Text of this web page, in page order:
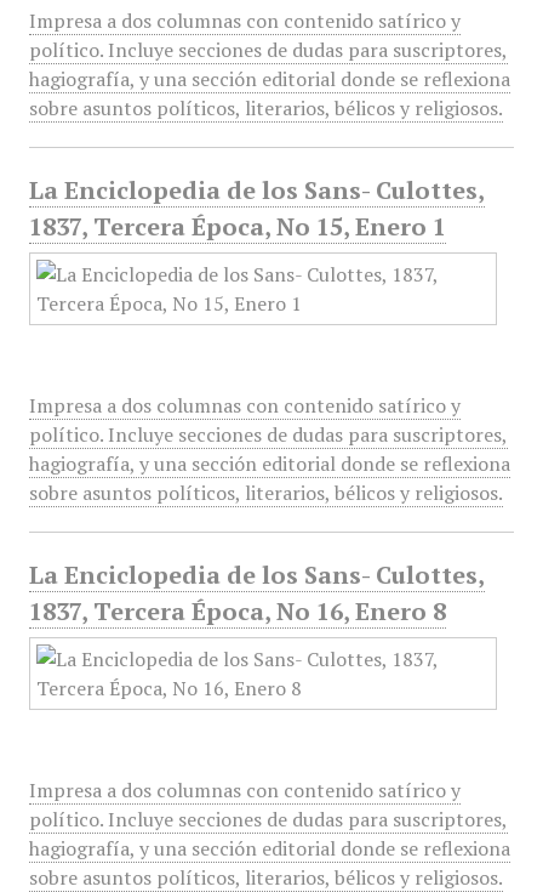
Impresa a dos columnas con contenido satírico y
político. Incluye secciones de dudas para suscriptores,
hagiografía, y una sección editorial donde se reflexiona
sobre asuntos políticos, literarios, bélicos y religiosos.
La Enciclopedia de los Sans- Culottes,
1837, Tercera Época, No 15, Enero 1
Impresa a dos columnas con contenido satírico y
político. Incluye secciones de dudas para suscriptores,
hagiografía, y una sección editorial donde se reflexiona
sobre asuntos políticos, literarios, bélicos y religiosos.
La Enciclopedia de los Sans- Culottes,
1837, Tercera Época, No 16, Enero 8
Impresa a dos columnas con contenido satírico y
político. Incluye secciones de dudas para suscriptores,
hagiografía, y una sección editorial donde se reflexiona
sobre asuntos políticos, literarios, bélicos y religiosos.